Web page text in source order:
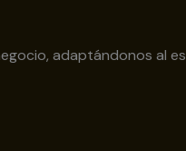
adaptándonos al